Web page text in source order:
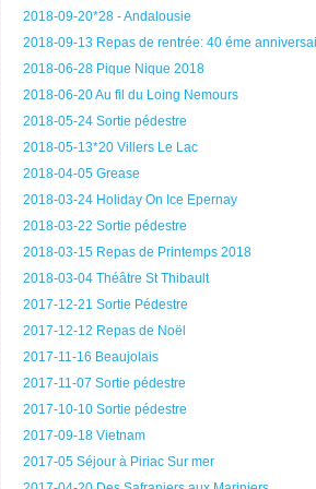
2018-09-20*28 - Andalousie
2018-09-13 Repas de rentrée: 40 éme
2018-06-28 Pique Nique 2018
2018-06-20 Au fil du Loing Nemours
2018-05-24 Sortie pédestre
2018-05-13*20 Villers Le Lac
2018-04-05 Grease
2018-03-24 Holiday On Ice Epernay
2018-03-22 Sortie pédestre
2018-03-15 Repas de Printemps 2018
2018-03-04 Théâtre St Thibault
2017-12-21 Sortie Pédestre
2017-12-12 Repas de Noël
2017-11-16 Beaujolais
2017-11-07 Sortie pédestre
2017-10-10 Sortie pédestre
2017-09-18 Vietnam
2017-05 Séjour à Piriac Sur mer